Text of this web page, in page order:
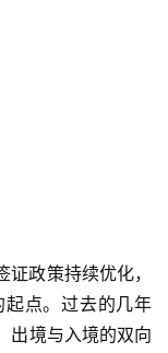
政策持续优化，
点。过去的几年
出境与入境的双向